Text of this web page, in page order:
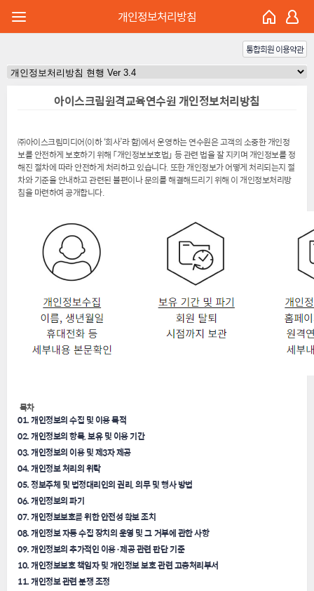
개인정보처리방침
통합회원 이용약관
아이스크림원격교육연수원 개인정보처리방침
㈜아이스크림미디어(이하 ‘회사’라 함)에서 운영하는 연수원은 고객의 소중한 개인정
보를 안전하게 보호하기 위해 「개인정보보호법」 등 관련 법을 잘 지키며 개인정보를 정
해진 절차에 따라 안전하게 처리하고 있습니다. 또한 개인정보가 어떻게 처리되는지 절
차와 기준을 안내하고 관련된 불편이나 문의를 해결해드리기 위해 이 개인정보처리방
침을 마련하여 공개합니다.
목차
01. 개인정보의 수집 및 이용 목적
02. 개인정보의 항목, 보유 및 이용 기간
03. 개인정보의 이용 및 제3자 제공
04. 개인정보 처리의 위탁
05. 정보주체 및 법정대리인의 권리, 의무 및 행사 방법
06. 개인정보의 파기
07. 개인정보보호를 위한 안전성 확보 조치
08. 개인정보 자동 수집 장치의 운영 및 그 거부에 관한 사항
09. 개인정보의 추가적인 이용·제공 관련 판단 기준
10. 개인정보보호 책임자 및 개인정보 보호 관련 고충처리부서
11. 개인정보 관련 분쟁 조정